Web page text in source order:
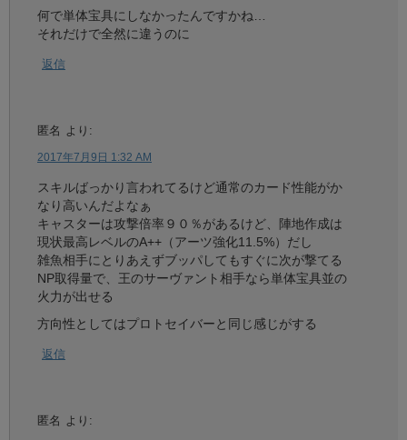
何で単体宝具にしなかったんですかね…
それだけで全然に違うのに
返信
匿名 より:
2017年7月9日 1:32 AM
スキルばっかり言われてるけど通常のカード性能がか
なり高いんだよなぁ
キャスターは攻撃倍率９０％があるけど、陣地作成は
現状最高レベルのA++（アーツ強化11.5%）だし
雑魚相手にとりあえずブッパしてもすぐに次が撃てる
NP取得量で、王のサーヴァント相手なら単体宝具並の
火力が出せる
方向性としてはプロトセイバーと同じ感じがする
返信
匿名 より: